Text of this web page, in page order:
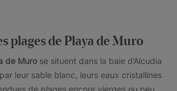
plages de Playa de Muro
de Muro se situent dans la baie d’Alcudia
leur sable blanc, leurs eaux cristallines
de plages encore vierges ou peu